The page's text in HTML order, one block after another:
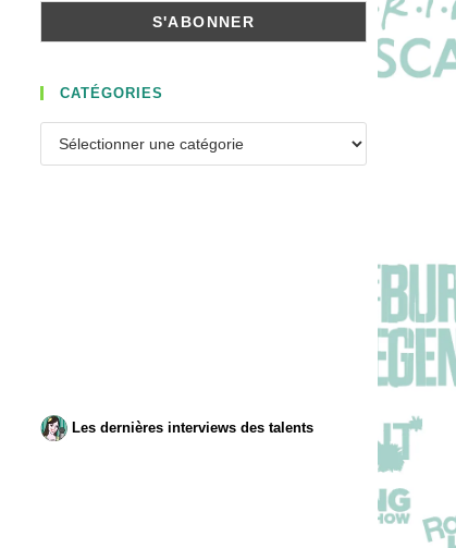
CATÉGORIES
Les dernières interviews des talents